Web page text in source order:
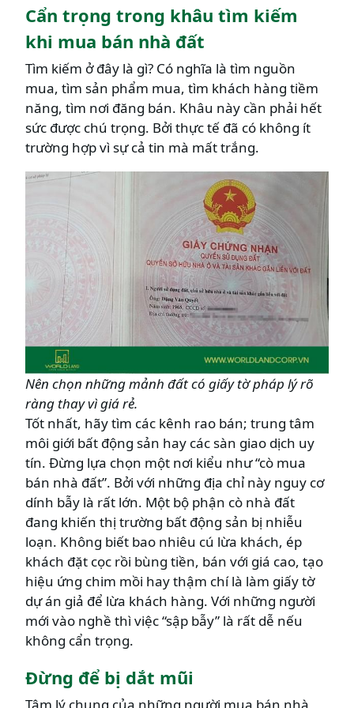
Cẩn trọng trong khâu tìm kiếm
khi mua bán nhà đất
Tìm kiếm ở đây là gì? Có nghĩa là tìm nguồn
mua, tìm sản phẩm mua, tìm khách hàng tiềm
năng, tìm nơi đăng bán. Khâu này cần phải hết
sức được chú trọng. Bởi thực tế đã có không ít
trường hợp vì sự cả tin mà mất trắng.
Nên chọn những mảnh đất có giấy tờ pháp lý rõ
ràng thay vì giá rẻ.
Tốt nhất, hãy tìm các kênh rao bán; trung tâm
môi giới bất động sản hay các sàn giao dịch uy
tín. Đừng lựa chọn một nơi kiểu như “cò mua
bán nhà đất”. Bởi với những địa chỉ này nguy cơ
dính bẫy là rất lớn. Một bộ phận cò nhà đất
đang khiến thị trường bất động sản bị nhiễu
loạn. Không biết bao nhiêu cú lừa khách, ép
khách đặt cọc rồi bùng tiền, bán với giá cao, tạo
hiệu ứng chim mồi hay thậm chí là làm giấy tờ
dự án giả để lừa khách hàng. Với những người
mới vào nghề thì việc “sập bẫy” là rất dễ nếu
không cẩn trọng.
Đừng để bị dắt mũi